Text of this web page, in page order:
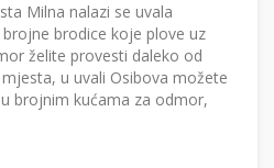
Milna nalazi se uvala
brodice koje plove uz
želite provesti daleko od
u uvali Osibova možete
brojnim kućama za odmor,